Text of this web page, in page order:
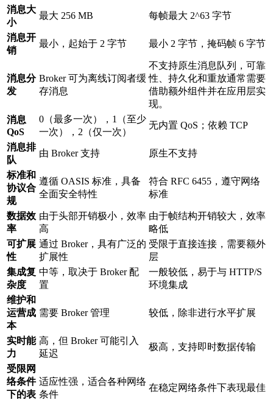
消息大
小
最大 256 MB 每帧最大 2^63 字节
消息开
销
最小，起始于 2 字节 最小 2 字节，掩码帧 6 字节
消息分
发
Broker 可为离线订阅者缓
存消息
不支持原生消息队列，可靠
性、持久化和重放通常需要
借助额外组件并在应用层实
现。
消息
QoS
0（最多一次），1（至少
一次），2（仅一次）
无内置 QoS；依赖 TCP
消息排
队
由 Broker 支持 原生不支持
标准和
协议合
规
遵循 OASIS 标准，具备
全面安全特性
符合 RFC 6455，遵守网络
标准
数据效
率
由于头部开销极小，效率
高
由于帧结构开销较大，效率
略低
可扩展
性
通过 Broker，具有广泛的
扩展性
受限于直接连接，需要额外
层
集成复
杂度
中等，取决于 Broker 配
置
一般较低，易于与 HTTP/S
环境集成
维护和
运营成
本
需要 Broker 管理 较低，除非进行水平扩展
实时能
力
高，但 Broker 可能引入
延迟
极高，支持即时数据传输
受限网
络条件
下的表
适应性强，适合各种网络
条件
在稳定网络条件下表现最佳